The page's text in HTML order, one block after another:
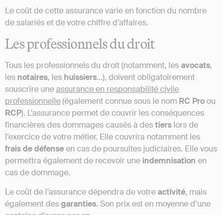
Le coût de cette assurance varie en fonction du nombre
de salariés et de votre chiffre d’affaires.
Les professionnels du droit
Tous les professionnels du droit (notamment, lesavocats,
les notaires, les huissiers…), doivent obligatoirement
souscrire uneassurance en responsabilité civile
professionnelle(également connue sous le nom RC Proou
RCP). L’assurance permet de couvrir les conséquences
financières des dommages causés à destiers lors de
l’exercice de votre métier. Elle couvrira notamment les
frais de défenseen cas de poursuites judiciaires. Elle vous
permettra également de recevoir une indemnisation en
cas de dommage.
Le coût de l’assurance dépendra de votreactivité, mais
également desgaranties. Son prix est en moyenne d’une